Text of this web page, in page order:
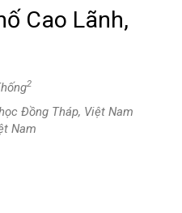
Cao Lãnh,
2
Đồng Tháp, Việt Nam
Nam